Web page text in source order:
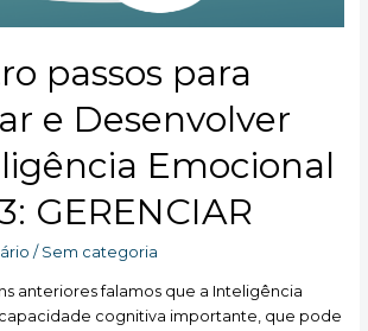
passos para
e Desenvolver
Emocional
GERENCIAR
/ Sem categoria
anteriores falamos que a Inteligência
cognitiva importante, que pode